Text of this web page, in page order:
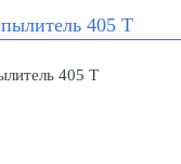
405 Т